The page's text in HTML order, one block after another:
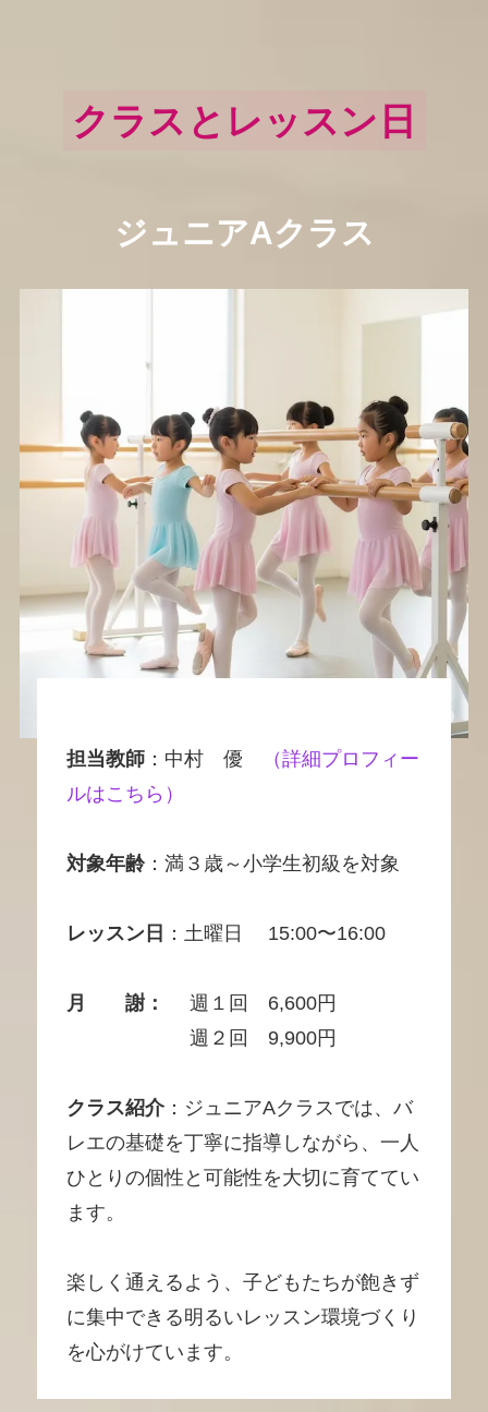
クラスとレッスン日
ジュニアAクラス
担当教師：中村 優
（詳細プロフィー
ルはこちら）
対象年齢：満３歳～小学生初級を対象
レッスン日 ：土曜日 15:00〜16:00
月 謝：
週１回 6,600円
週２回 9,900円
クラス紹介：ジュニアAクラスでは、バ
レエの基礎を丁寧に指導しながら、一人
ひとりの個性と可能性を大切に育ててい
ます。
楽しく通えるよう、子どもたちが飽きず
に集中できる明るいレッスン環境づくり
を心がけています。